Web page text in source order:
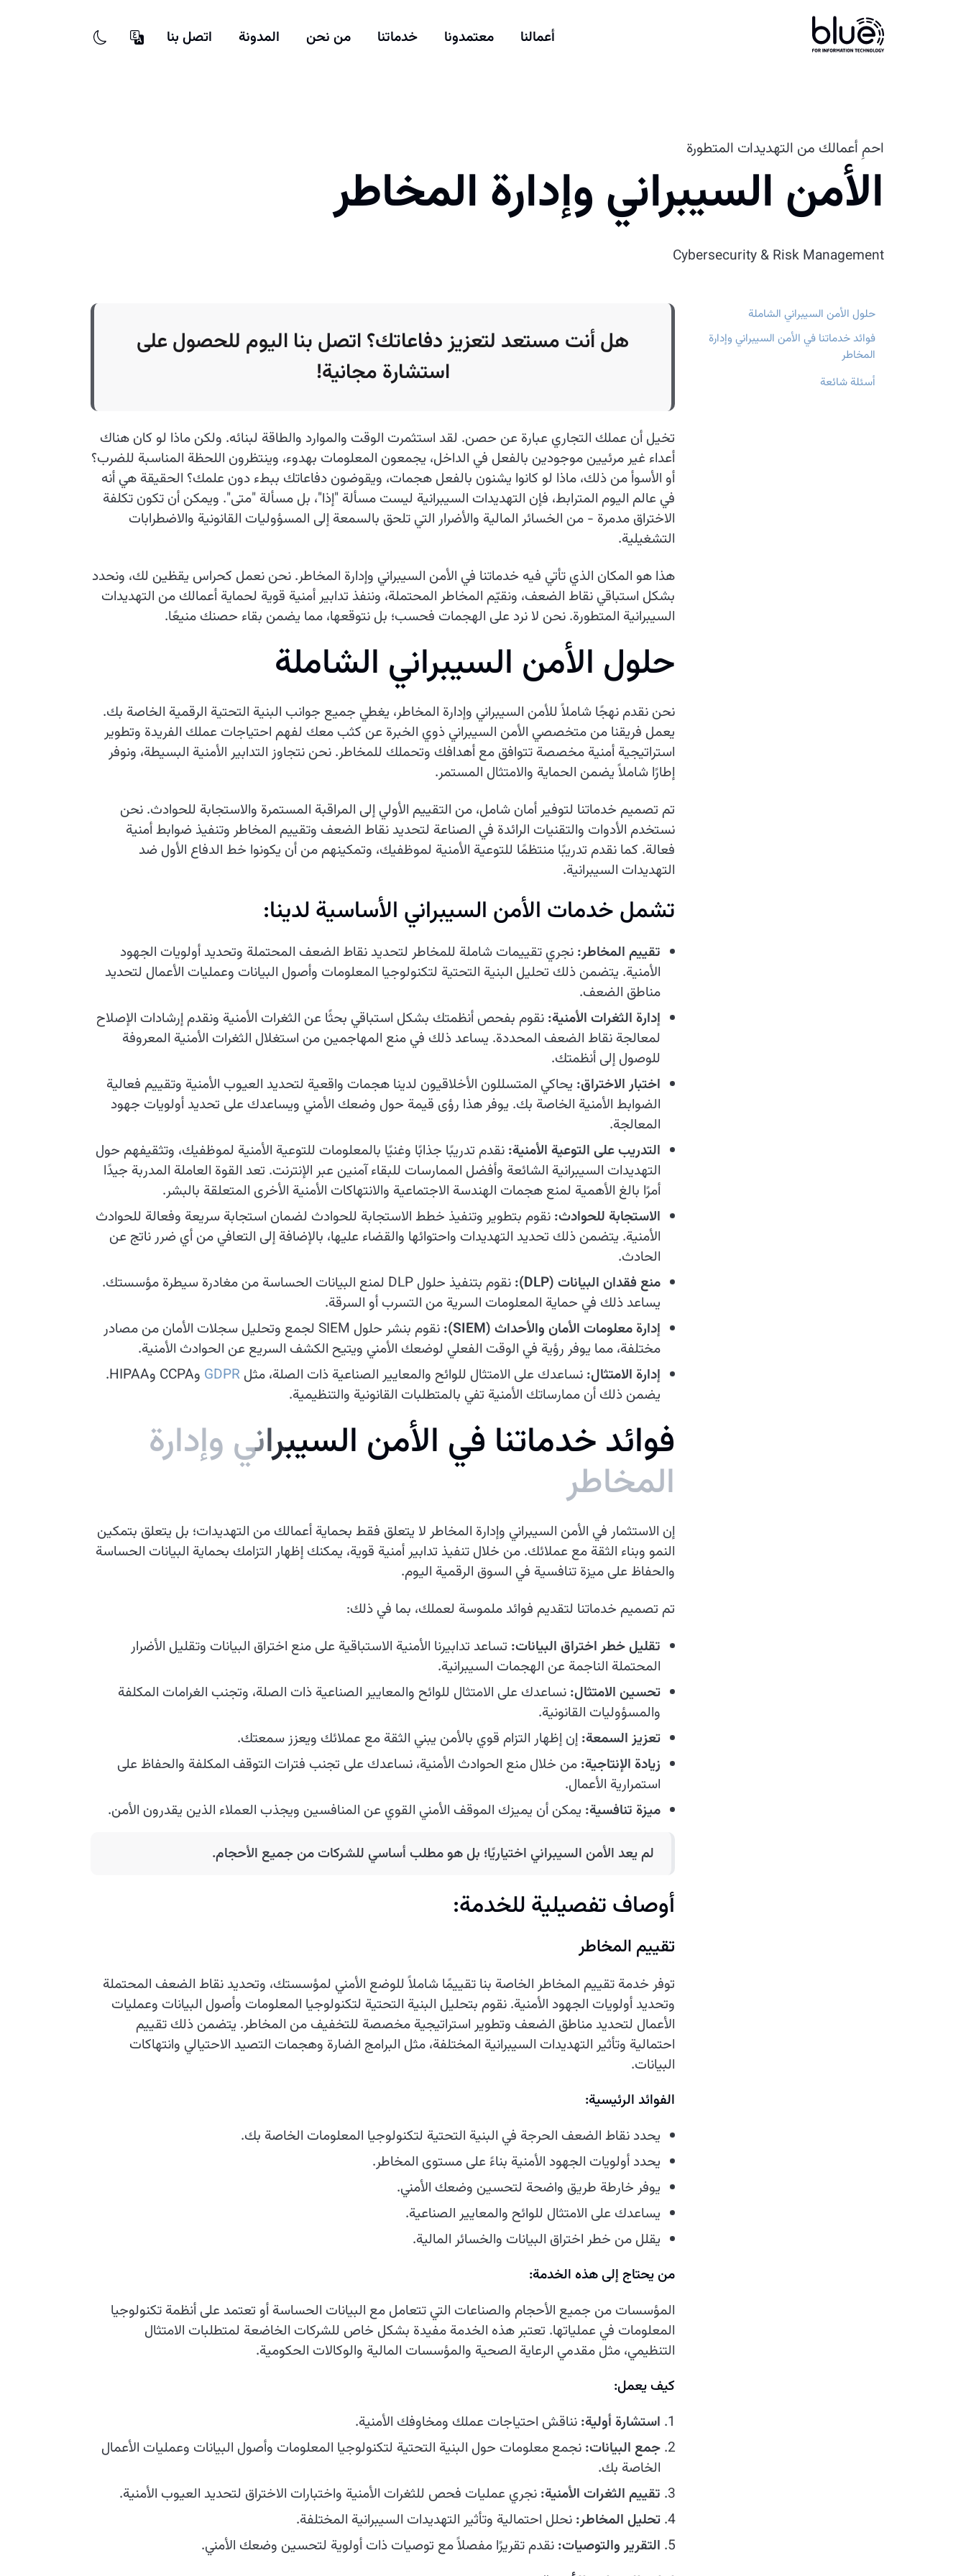
أعمالنا معتمدونا خدماتنا من نحن المدونة اتصل بنا
احمِ أعمالك من التهديدات المتطورة
الأمن السيبراني وإدارة المخاطر
Cybersecurity & Risk Management
حلول الأمن السيبراني الشاملة
فوائد خدماتنا في الأمن السيبراني وإدارة
المخاطر
أسئلة شائعة
هل أنت مستعد لتعزيز دفاعاتك؟ اتصل بنا اليوم للحصول على
استشارة مجانية!
تخيل أن عملك التجاري عبارة عن حصن. لقد استثمرت الوقت والموارد والطاقة لبنائه. ولكن ماذا لو كان هناك
أعداء غير مرئيين موجودين بالفعل في الداخل، يجمعون المعلومات بهدوء، وينتظرون اللحظة المناسبة للضرب؟
أو الأسوأ من ذلك، ماذا لو كانوا يشنون بالفعل هجمات، ويقوضون دفاعاتك ببطء دون علمك؟ الحقيقة هي أنه
في عالم اليوم المترابط، فإن التهديدات السيبرانية ليست مسألة "إذا"، بل مسألة "متى". ويمكن أن تكون تكلفة
الاختراق مدمرة - من الخسائر المالية والأضرار التي تلحق بالسمعة إلى المسؤوليات القانونية والاضطرابات
التشغيلية.
هذا هو المكان الذي تأتي فيه خدماتنا في الأمن السيبراني وإدارة المخاطر. نحن نعمل كحراس يقظين لك، ونحدد
بشكل استباقي نقاط الضعف، ونقيّم المخاطر المحتملة، وننفذ تدابير أمنية قوية لحماية أعمالك من التهديدات
السيبرانية المتطورة. نحن لا نرد على الهجمات فحسب؛ بل نتوقعها، مما يضمن بقاء حصنك منيعًا.
حلول المن السيبراني الشاملة
نحن نقدم نهجًا شاملاً للأمن السيبراني وإدارة المخاطر، يغطي جميع جوانب البنية التحتية الرقمية الخاصة بك.
يعمل فريقنا من متخصصي الأمن السيبراني ذوي الخبرة عن كثب معك لفهم احتياجات عملك الفريدة وتطوير
استراتيجية أمنية مخصصة تتوافق مع أهدافك وتحملك للمخاطر. نحن نتجاوز التدابير الأمنية البسيطة، ونوفر
إطارًا شاملاً يضمن الحماية والامتثال المستمر.
تم تصميم خدماتنا لتوفير أمان شامل، من التقييم الأولي إلى المراقبة المستمرة والاستجابة للحوادث. نحن
نستخدم الأدوات والتقنيات الرائدة في الصناعة لتحديد نقاط الضعف وتقييم المخاطر وتنفيذ ضوابط أمنية
فعالة. كما نقدم تدريبًا منتظمًا للتوعية الأمنية لموظفيك، وتمكينهم من أن يكونوا خط الدفاع الأول ضد
التهديدات السيبرانية.
تشمل خدمات الأمن السيبراني الأساسية لدينا:
تقييم المخاطر: نجري تقييمات شاملة للمخاطر لتحديد نقاط الضعف المحتملة وتحديد أولويات الجهود
الأمنية. يتضمن ذلك تحليل البنية التحتية لتكنولوجيا المعلومات وأصول البيانات وعمليات الأعمال لتحديد
مناطق الضعف.
إدارة الثغرات الأمنية: نقوم بفحص أنظمتك بشكل استباقي بحثًا عن الثغرات الأمنية ونقدم إرشادات الإصلاح
لمعالجة نقاط الضعف المحددة. يساعد ذلك في منع المهاجمين من استغلال الثغرات الأمنية المعروفة
للوصول إلى أنظمتك.
اختبار الاختراق: يحاكي المتسللون الأخلاقيون لدينا هجمات واقعية لتحديد العيوب الأمنية وتقييم فعالية
الضوابط الأمنية الخاصة بك. يوفر هذا رؤى قيمة حول وضعك الأمني ويساعدك على تحديد أولويات جهود
المعالجة.
التدريب على التوعية الأمنية: نقدم تدريبًا جذابًا وغنيًا بالمعلومات للتوعية الأمنية لموظفيك، وتثقيفهم حول
التهديدات السيبرانية الشائعة وأفضل الممارسات للبقاء آمنين عبر الإنترنت. تعد القوة العاملة المدربة جيدًا
أمرًا بالغ الأهمية لمنع هجمات الهندسة الاجتماعية والانتهاكات الأمنية الأخرى المتعلقة بالبشر.
الاستجابة للحوادث: نقوم بتطوير وتنفيذ خطط الاستجابة للحوادث لضمان استجابة سريعة وفعالة للحوادث
الأمنية. يتضمن ذلك تحديد التهديدات واحتوائها والقضاء عليها، بالإضافة إلى التعافي من أي ضرر ناتج عن
الحادث.
منع فقدان البيانات (DLP):
نقوم بتنفيذ حلول DLP لمنع البيانات الحساسة من مغادرة سيطرة مؤسستك.
يساعد ذلك في حماية المعلومات السرية من التسرب أو السرقة.
إدارة معلومات الأمان والأحداث (SIEM):
نقوم بنشر حلول SIEM لجمع وتحليل سجلات الأمان من مصادر
مختلفة، مما يوفر رؤية في الوقت الفعلي لوضعك الأمني ويتيح الكشف السريع عن الحوادث الأمنية.
إدارة الامتثال: نساعدك على الامتثال للوائح والمعايير الصناعية ذات الصلة، مثل GDPR
وCCPA وHIPAA.
يضمن ذلك أن ممارساتك الأمنية تفي بالمتطلبات القانونية والتنظيمية.
فوائد خدماتنا في المن السيبراني وإدارة
المخاطر
إن الاستثمار في الأمن السيبراني وإدارة المخاطر لا يتعلق فقط بحماية أعمالك من التهديدات؛ بل يتعلق بتمكين
النمو وبناء الثقة مع عملائك. من خلال تنفيذ تدابير أمنية قوية، يمكنك إظهار التزامك بحماية البيانات الحساسة
والحفاظ على ميزة تنافسية في السوق الرقمية اليوم.
تم تصميم خدماتنا لتقديم فوائد ملموسة لعملك، بما في ذلك:
تقليل خطر اختراق البيانات: تساعد تدابيرنا الأمنية الاستباقية على منع اختراق البيانات وتقليل الأضرار
المحتملة الناجمة عن الهجمات السيبرانية.
تحسين الامتثال: نساعدك على الامتثال للوائح والمعايير الصناعية ذات الصلة، وتجنب الغرامات المكلفة
والمسؤوليات القانونية.
تعزيز السمعة: إن إظهار التزام قوي بالأمن يبني الثقة مع عملائك ويعزز سمعتك.
زيادة الإنتاجية: من خلال منع الحوادث الأمنية، نساعدك على تجنب فترات التوقف المكلفة والحفاظ على
استمرارية الأعمال.
ميزة تنافسية: يمكن أن يميزك الموقف الأمني القوي عن المنافسين ويجذب العملاء الذين يقدرون الأمن.
لم يعد الأمن السيبراني اختياريًا؛ بل هو مطلب أساسي للشركات من جميع الأحجام.
أوصاف تفصيلية للخدمة:
تقييم المخاطر
توفر خدمة تقييم المخاطر الخاصة بنا تقييمًا شاملاً للوضع الأمني لمؤسستك، وتحديد نقاط الضعف المحتملة
وتحديد أولويات الجهود الأمنية. نقوم بتحليل البنية التحتية لتكنولوجيا المعلومات وأصول البيانات وعمليات
الأعمال لتحديد مناطق الضعف وتطوير استراتيجية مخصصة للتخفيف من المخاطر. يتضمن ذلك تقييم
احتمالية وتأثير التهديدات السيبرانية المختلفة، مثل البرامج الضارة وهجمات التصيد الاحتيالي وانتهاكات
البيانات.
الفوائد الرئيسية:
يحدد نقاط الضعف الحرجة في البنية التحتية لتكنولوجيا المعلومات الخاصة بك.
يحدد أولويات الجهود الأمنية بناءً على مستوى المخاطر.
يوفر خارطة طريق واضحة لتحسين وضعك الأمني.
يساعدك على الامتثال للوائح والمعايير الصناعية.
يقلل من خطر اختراق البيانات والخسائر المالية.
من يحتاج إلى هذه الخدمة:
المؤسسات من جميع الأحجام والصناعات التي تتعامل مع البيانات الحساسة أو تعتمد على أنظمة تكنولوجيا
المعلومات في عملياتها. تعتبر هذه الخدمة مفيدة بشكل خاص للشركات الخاضعة لمتطلبات الامتثال
التنظيمي، مثل مقدمي الرعاية الصحية والمؤسسات المالية والوكالات الحكومية.
كيف يعمل:
استشارة أولية: نناقش احتياجات عملك ومخاوفك الأمنية.
جمع البيانات: نجمع معلومات حول البنية التحتية لتكنولوجيا المعلومات وأصول البيانات وعمليات الأعمال
الخاصة بك.
تقييم الثغرات الأمنية: نجري عمليات فحص للثغرات الأمنية واختبارات الاختراق لتحديد العيوب الأمنية.
تحليل المخاطر: نحلل احتمالية وتأثير التهديدات السيبرانية المختلفة.
التقرير والتوصيات: نقدم تقريرًا مفصلاً مع توصيات ذات أولوية لتحسين وضعك الأمني.